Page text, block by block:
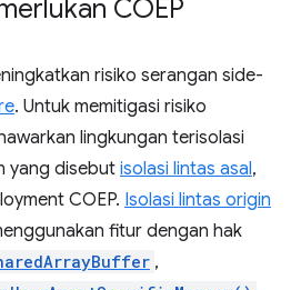
COEP
risiko serangan side-
. Untuk memitigasi risiko
lingkungan terisolasi
yang disebut isolasi lintas asal,
COEP. Isolasi lintas origin
fitur dengan hak
,